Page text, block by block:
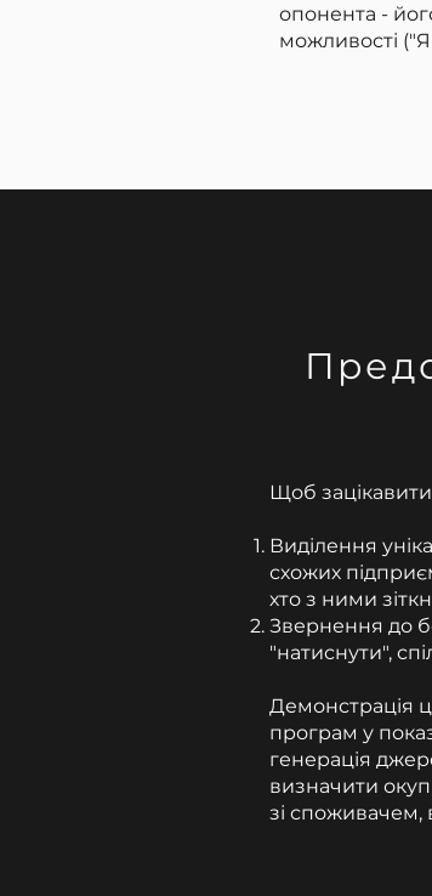
опонента -
можливості
Щоб
Виділення
схожих
хто з ними
Звернення до
"натиснути",
Демонстрація
програм у
генерація
визначити
зі споживачем,